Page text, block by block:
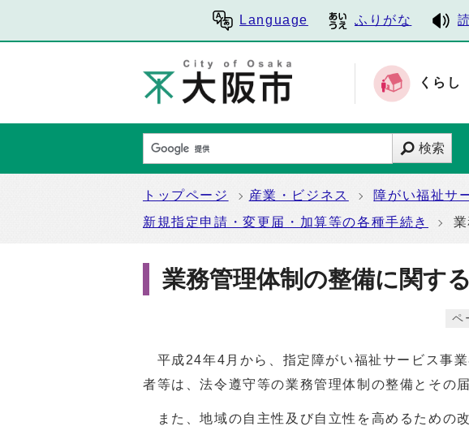
Language ふりがな
くらし
検索
トップページ 産業・ビジネス 障がい福祉サ
新規指定申請・変更届・加算等の各種手続き
業務管理体制の整備に関す
ペ
平成24年4月から、指定障がい福祉サービス事
者等は、法令遵守等の業務管理体制の整備とその
また、地域の自主性及び自立性を高めるための